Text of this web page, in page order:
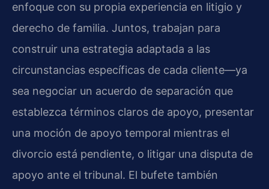
enfoque con su propia experiencia en litigio y
derecho de familia. Juntos, trabajan para
construir una estrategia adaptada a las
circunstancias específicas de cada cliente—ya
sea negociar un acuerdo de separación que
establezca términos claros de apoyo, presentar
una moción de apoyo temporal mientras el
divorcio está pendiente, o litigar una disputa de
apoyo ante el tribunal. El bufete también